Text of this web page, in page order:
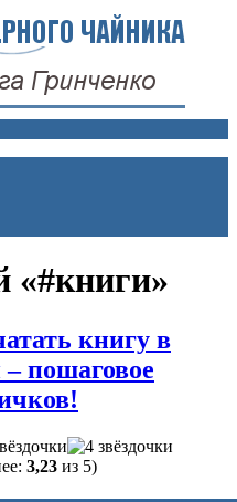
«#книги»
книгу в
пошаговое
3,23 из 5)